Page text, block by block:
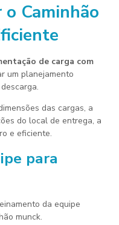
Caminhão
de carga com
um planejamento
das cargas, a
do local de entrega, a
e eficiente.
para
da equipe
munck.